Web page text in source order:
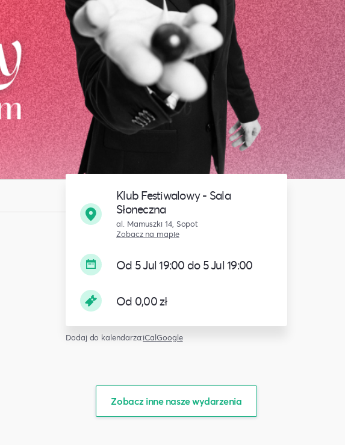
Klub Festiwalowy - Sala
Słoneczna
al. Mamuszki 14, Sopot
Zobacz na mapie
Od 5 Jul 19:00 do 5 Jul 19:00
Od 0,00 zł
Dodaj do kalendarza:iCalGoogle
Zobacz inne nasze wydarzenia